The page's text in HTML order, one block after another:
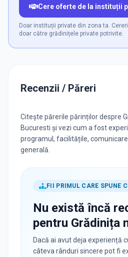
Cere oferte de la instituții
Doar instituții private din zona ta.
doar către grădinițele private potrivite.
Recenzii / Păreri
Citește părerile părinților despre
Bucuresti și vezi cum a fost
programul, facilitățile,
generală.
FII PRIMUL CARE SPUNE
Nu există încă
pentru Grădinița
Dacă ai avut deja experiență
câteva rânduri sincere pot fi